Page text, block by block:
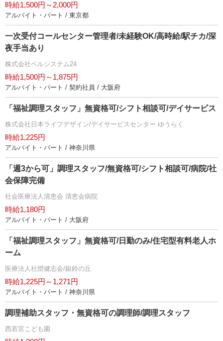
時給1,500円～2,000円
アルバイト・パート / 東京都
一次受付コールセンター管理者/未経験OK/高時給/駅チカ/深
夜手当あり
株式会社ベルシステム24
時給1,500円～1,875円
アルバイト・パート / 契約社員 / 大阪府
「福祉調理スタッフ」無資格可/シフト相談可/デイサービス
株式会社日本ライフデザイン/デイサービスセンター ゆうらく
時給1,225円
アルバイト・パート / 神奈川県
「週3から可」調理スタッフ/無資格可/シフト相談可/病院/社
会保障完備
社会医療法人清恵会 清恵会病院
時給1,180円
アルバイト・パート / 大阪府
「福祉調理スタッフ」無資格可/日勤のみ/住宅型有料老人ホ
ーム
医療法人社団健志会/銀鈴の丘
時給1,225円～1,271円
アルバイト・パート / 神奈川県
調理補助スタッフ・無資格可の調理師/調理スタッフ
西若宮こども園